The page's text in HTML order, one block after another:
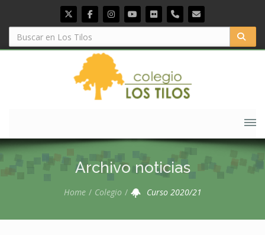
Archivo noticias
Home Colegio Curso 2020/21